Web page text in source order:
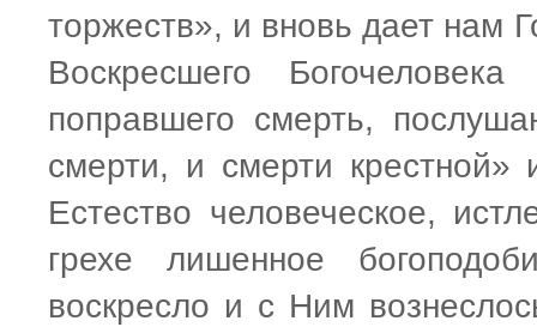
торжеств», и вновь дает нам
Воскресшего
поправшего смерть,
смерти, и смерти крестной»
Естество человеческое,
грехе лишенное
воскресло и с Ним